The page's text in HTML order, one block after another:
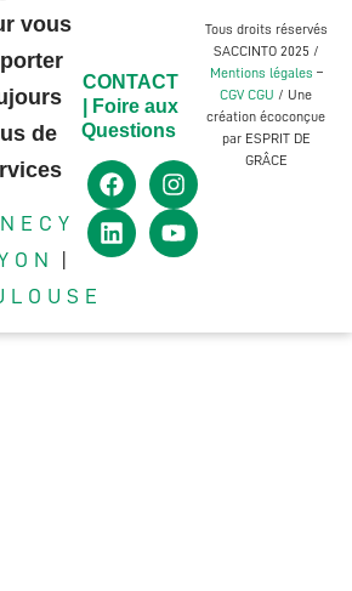
vous
de
CONTACT
Foire aux
Questions
Tous droits réservés
SACCINTO 2025 /
Mentions légales –
CGV CGU / Une
création écoconçue
par ESPRIT DE
GRÂCE